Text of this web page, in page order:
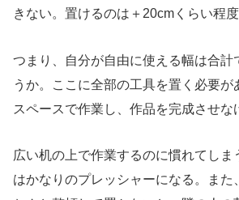
きない。置けるのは＋20cmくらい程度
つまり、自分が自由に使える幅は合計
うか。ここに全部の工具を置く必要
スペースで作業し、作品を完成させな
広い机の上で作業するのに慣れてしま
はかなりのプレッシャーになる。また